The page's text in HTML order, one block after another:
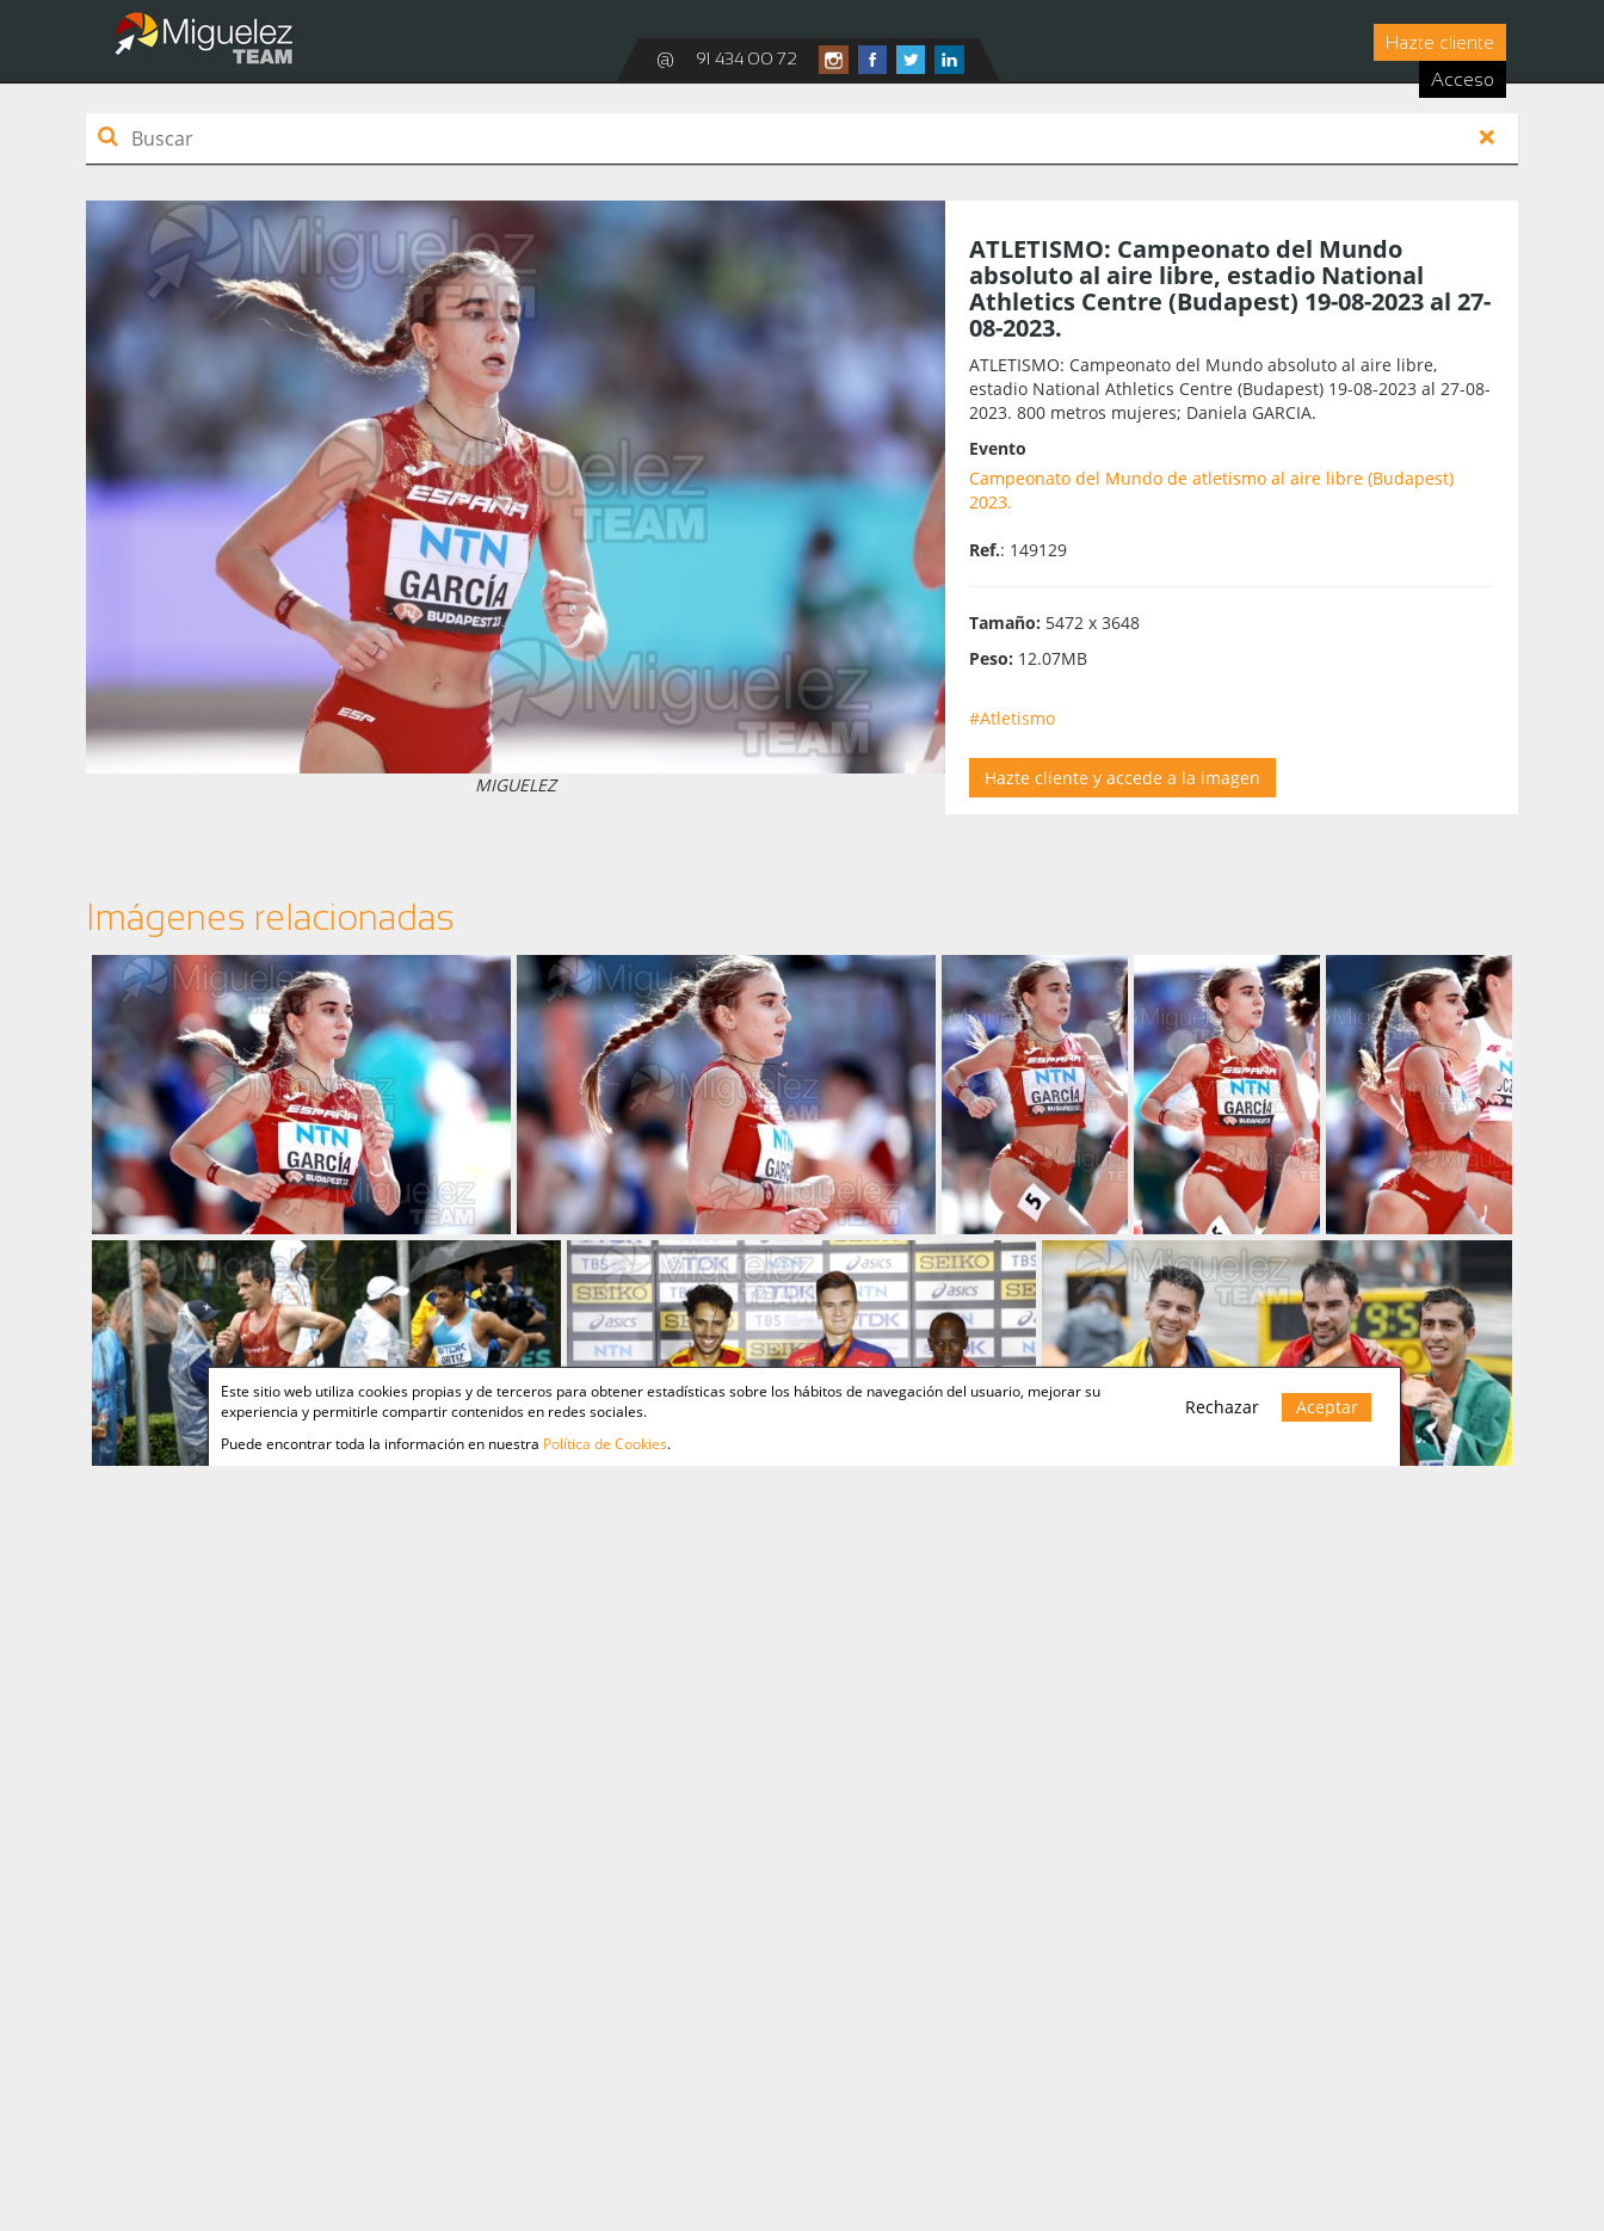
Hazte cliente
Acceso
@ 91 434 00 72
MIGUELEZ
ATLETISMO: Campeonato del Mundo
absoluto al aire libre, estadio National
Athletics Centre (Budapest) 19-08-2023 al 27-
08-2023.
ATLETISMO: Campeonato del Mundo absoluto al aire libre,
estadio National Athletics Centre (Budapest) 19-08-2023 al 27-08-
2023. 800 metros mujeres; Daniela GARCIA.
Evento
Campeonato del Mundo de atletismo al aire libre (Budapest)
2023.
Ref.: 149129
Tamaño: 5472 x 3648
Peso: 12.07MB
#Atletismo
Hazte cliente y accede a la imagen
Imágenes relacionadas
Este sitio web utiliza cookies propias y de terceros para obtener estadísticas sobre los hábitos de navegación del usuario, mejorar su
experiencia y permitirle compartir contenidos en redes sociales.
Puede encontrar toda la información en nuestra Política de Cookies.
Rechazar Aceptar